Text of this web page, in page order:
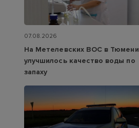
07.08.2026
На Метелевских ВОС в Тюмени
улучшилось качество воды по
запаху